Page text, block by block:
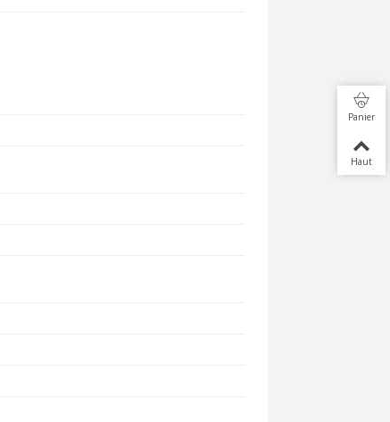
Panier
Haut